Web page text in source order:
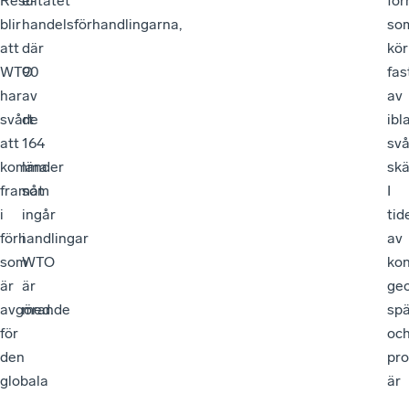
blir
att
WTO
har
svårt
att
komma
framåt
i
förhandlingar
som
är
avgörande
för
den
globala
handelsförhandlingarna,
där
90
av
de
164
länder
som
ingår
i
WTO
är
med.
kör
av
I
av
är